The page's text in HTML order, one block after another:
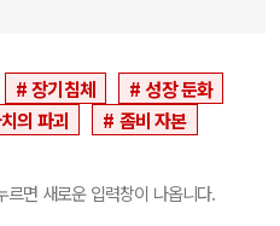
장기침체
성장 둔화
의 파괴 좀비 자본
면 새로운 입력창이 나옵니다.